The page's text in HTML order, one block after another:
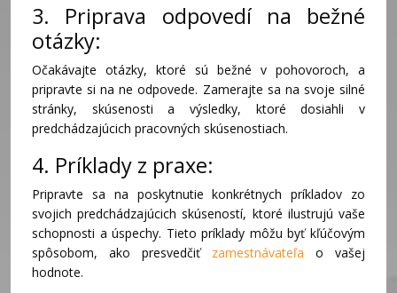
3. Priprava odpovedí na bežné
otázky:
Očakávajte otázky, ktoré sú bežné v pohovoroch, a
pripravte si na ne odpovede. Zamerajte sa na svoje silné
stránky, skúsenosti a výsledky, ktoré dosiahli v
predchádzajúcich pracovných skúsenostiach.
4. Príklady z praxe:
Pripravte sa na poskytnutie konkrétnych príkladov zo
svojich predchádzajúcich skúseností, ktoré ilustrujú vaše
schopnosti a úspechy. Tieto príklady môžu byť kľúčovým
spôsobom, ako presvedčiť zamestnávateľa o vašej
hodnote.